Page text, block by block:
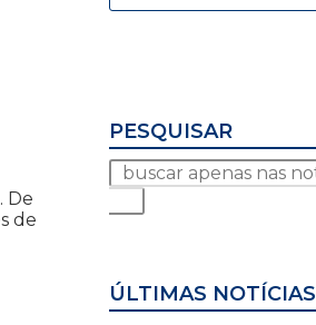
De
de
PESQUISAR
ÚLTIMAS NOTÍCIAS